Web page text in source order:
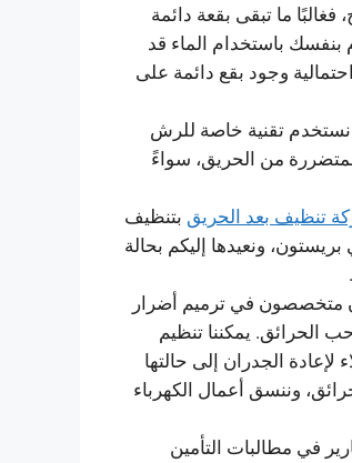
ما تبقى بقعة دائمة
بنفسك باستخدام الماء قد
وجود بقع دائمة على
نستخدم تقنية خاصة للرش
من الحريق، سواءً
تنظيف بعد الحريق بتنظيف
ونعيدها إليكم بحالة
متخصصون في ترميم أضرار
الحرائق. يمكننا تنظيم
الجدران إلى حالتها
وننسق أعمال الكهرباء
في مطالبات التأمين